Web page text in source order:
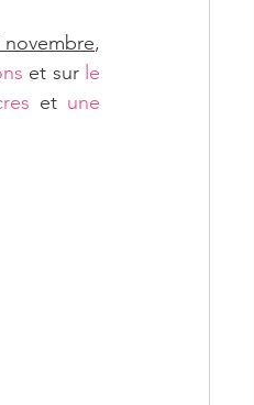
novembre,
et sur le
et une